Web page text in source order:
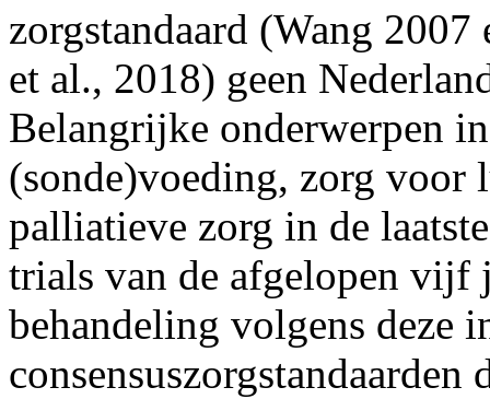
zorgstandaard (Wang
et al., 2018) geen
Belangrijke onderwerpen
(sonde)voeding, zorg voor
palliatieve zorg in de
trials van de afgelopen vijf
behandeling volgens deze
consensuszorgstandaarden